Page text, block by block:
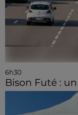
6h30
Bison Futé :